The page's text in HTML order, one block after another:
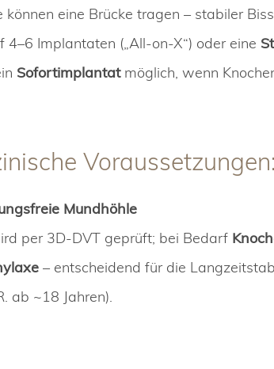
eine Brücke tragen – stabiler
4–6 Implantaten („All-on-X“) oder eine
Sofortimplantatmöglich, wenn
Voraussetzungen:
Mundhöhle
per 3D-DVT geprüft; bei Bedarf
– entscheidend für die
ab ~18 Jahren).